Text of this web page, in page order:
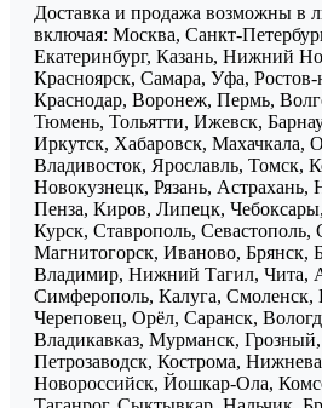
Доставка и продажа возможны в
включая: Москва, Санкт-
Екатеринбург, Казань, Нижний
Красноярск, Самара, Уфа,
Краснодар, Воронеж, Пермь,
Тюмень, Тольятти, Ижевск,
Иркутск, Хабаровск, Махачкала,
Владивосток, Ярославль, Томск,
Новокузнецк, Рязань,
Пенза, Киров, Липецк,
Курск, Ставрополь, Севастополь,
Магнитогорск, Иваново, Брянск,
Владимир, Нижний Тагил, Чита,
Симферополь, Калуга, Смоленск,
Череповец, Орёл, Саранск,
Владикавказ, Мурманск,
Петрозаводск, Кострома,
Новороссийск, Йошкар-Ола,